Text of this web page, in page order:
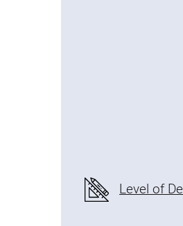
Level of